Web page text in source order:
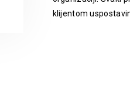
klijentom